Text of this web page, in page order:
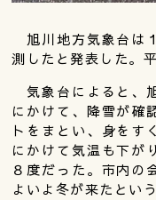
旭川地方気象台は
測したと発表した。
気象台によると、
にかけて、降雪が確
トをまとい、身をす
にかけて気温も下が
８度だった。市内の
よいよ冬が来たとい